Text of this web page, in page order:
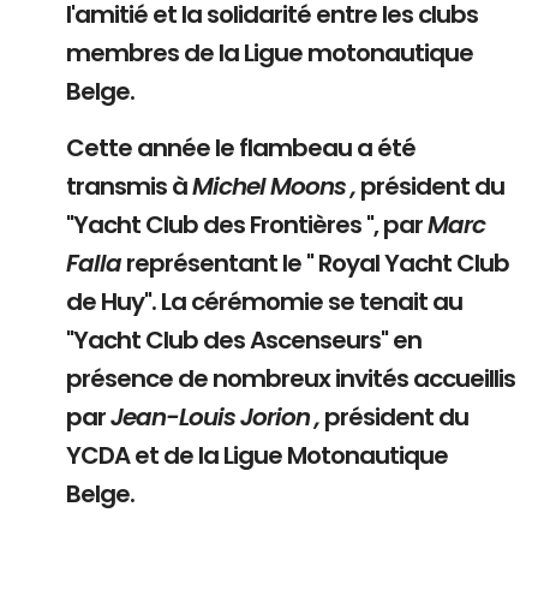
l'amitié et la solidarité entre les clubs
membres de la Ligue motonautique
Belge.
Cette année le flambeau a été
transmis àMichel Moons ,président du
"Yacht Club des Frontières ", parMarc
Fallareprésentant le " Royal Yacht Club
de Huy". La cérémomie se tenait au
"Yacht Club des Ascenseurs" en
présence de nombreux invités accueillis
parJean-Louis Jorion ,président du
YCDA et de la Ligue Motonautique
Belge.